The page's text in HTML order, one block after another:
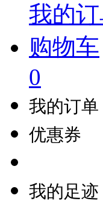
我的
购物车
0
我的订单
优惠券
我的足迹